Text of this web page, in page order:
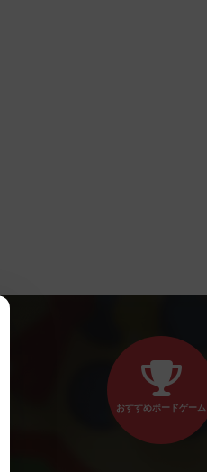
おすすめボードゲーム